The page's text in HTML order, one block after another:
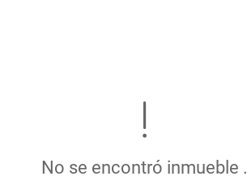
No se encontró inmueble .